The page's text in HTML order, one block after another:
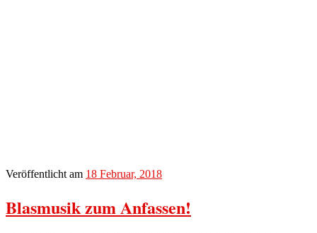
Veröffentlicht am 18 Februar, 2018
Blasmusik zum Anfassen!